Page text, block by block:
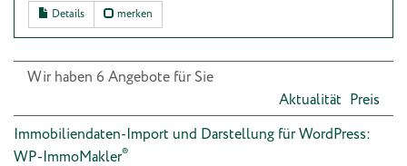
Details merken
Wir haben 6 Angebote für Sie
Aktualität Preis
Immobiliendaten-Import und Darstellung für WordPress:
WP-ImmoMakler®